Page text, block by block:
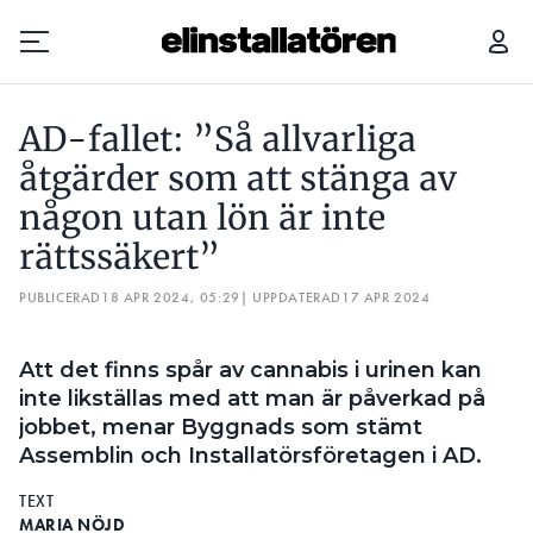
Prenumerera
Hantera prenumeration
Lediga jobb
Läs E-tidningen
Om tidningen
Kontakt
Personuppgifter
AD-fallet: ”Så allvarliga
åtgärder som att stänga av
någon utan lön är inte
rättssäkert”
PUBLICERAD 18 APR 2024, 05:29 | UPPDATERAD 17 APR 2024
Att det finns spår av cannabis i urinen kan
inte likställas med att man är påverkad på
jobbet, menar Byggnads som stämt
Assemblin och Installatörsföretagen i AD.
TEXT
MARIA NÖJD
”VI FICK ETT KVITTO PÅ ATT VI GÖR RÄTT”